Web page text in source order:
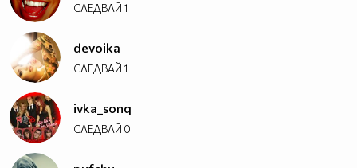
СЛЕДВАЙ1
devoika
СЛЕДВАЙ1
ivka_sonq
СЛЕДВАЙ 0